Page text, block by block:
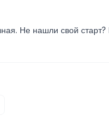
Не нашли свой